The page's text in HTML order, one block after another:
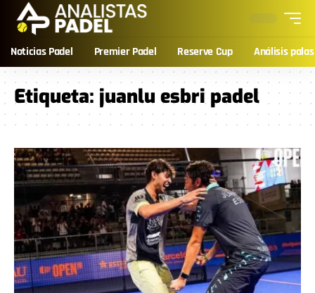
Noticias Padel Premier Padel Reserve Cup Análisis palas
Etiqueta: juanlu esbri padel